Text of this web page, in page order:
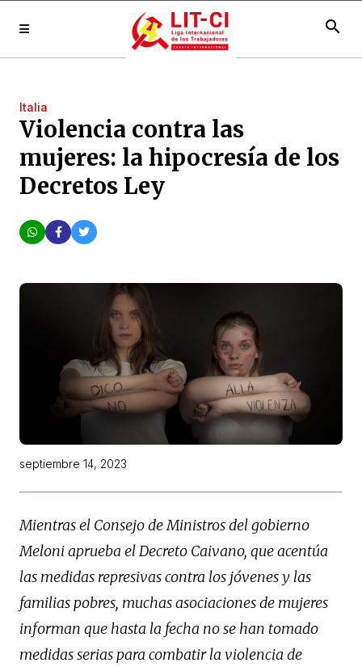
search
Italia
Violencia contra las
mujeres: la hipocresía de los
Decretos Ley
septiembre 14, 2023
Mientras el Consejo de Ministros del gobierno
Meloni aprueba el Decreto Caivano, que acentúa
las medidas represivas contra los jóvenes y las
familias pobres, muchas asociaciones de mujeres
informan que hasta la fecha no se han tomado
medidas serias para combatir la violencia de